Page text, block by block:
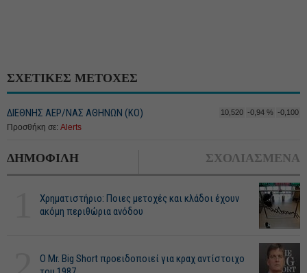
ΣΧΕΤΙΚΕΣ ΜΕΤΟΧΕΣ
ΔΙΕΘΝΗΣ ΑΕΡ/ΝΑΣ ΑΘΗΝΩΝ (ΚΟ) 10,520 -0,94 % -0,100
Προσθήκη σε: Alerts
ΔΗΜΟΦΙΛΗ ΣΧΟΛΙΑΣΜΕΝΑ
Χρηματιστήριο: Ποιες μετοχές και κλάδοι έχουν
ακόμη περιθώρια ανόδου
O Mr. Big Short προειδοποιεί για κραχ αντίστοιχο